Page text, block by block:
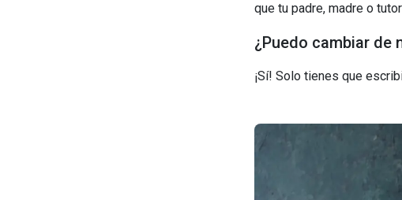
que tu padre, madre o
¿Puedo cambiar de
¡Sí! Solo tienes que